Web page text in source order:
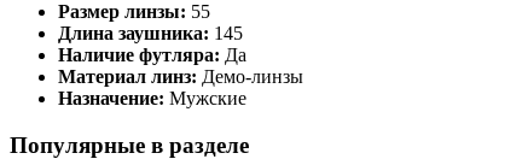
Размер линзы: 55
Длина заушника: 145
Наличие футляра: Да
Материал линз: Демо-линзы
Назначение: Мужские
Популярные в разделе